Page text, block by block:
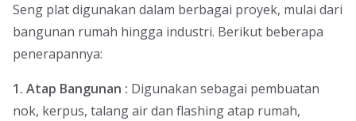
Seng plat digunakan dalam berbagai proyek, mulai dari
bangunan rumah hingga industri. Berikut beberapa
penerapannya:
1. Atap Bangunan : Digunakan sebagai pembuatan
nok, kerpus, talang air dan flashing atap rumah,